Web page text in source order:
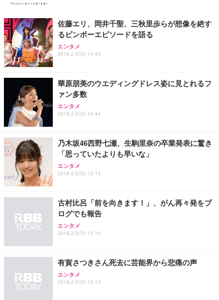
佐藤エリ、岡井千聖、三秋里歩らが想像を絶す
るビンボーエピソードを語る
エンタメ
2018.2.5(月) 14:43
華原朋美のウエディングドレス姿に見とれるフ
ァン多数
エンタメ
2018.2.5(月) 14:44
乃木坂46西野七瀬、生駒里奈の卒業発表に驚き
「思っていたよりも早いな」
エンタメ
2018.2.5(月) 13:14
古村比呂「前を向きます！」、がん再々発をブ
ログでも報告
エンタメ
2018.2.5(月) 12:10
有賀さつきさん死去に芸能界から悲痛の声
エンタメ
2018.2.5(月) 12:13